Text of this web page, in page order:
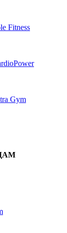
Fitness
Gym